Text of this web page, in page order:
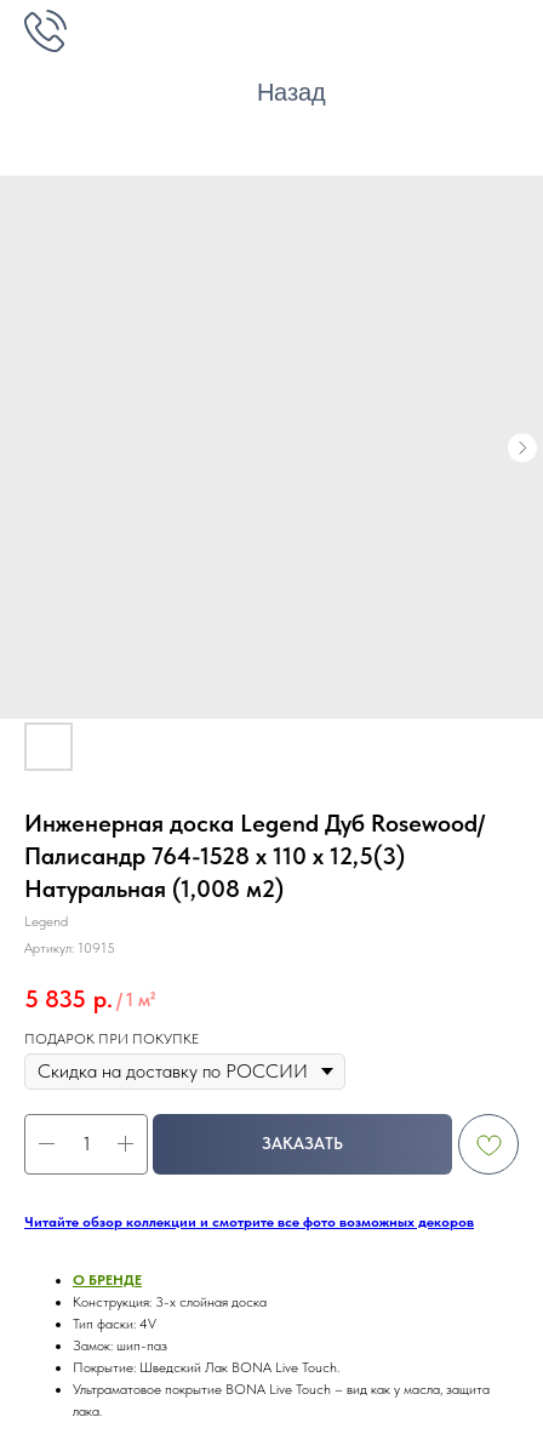
Назад
Инженерная доска Legend Дуб Rosewood/
Палисандр 764-1528 х 110 х 12,5(3)
Натуральная (1,008 м2)
Legend
Артикул: 10915
5 835 р. /1 м²
ПОДАРОК ПРИ ПОКУПКЕ
ЗАКАЗАТЬ
Читайте обзор коллекции и смотрите все фото возможных декоров
О БРЕНДE
Конструкция: 3-х слойная доска
Тип фаски: 4V
Замок: шип-паз
Покрытие: Шведский Лак BONA Live Touch.
Ультраматовое покрытие BONA Live Touch – вид как у масла, защита
лака.